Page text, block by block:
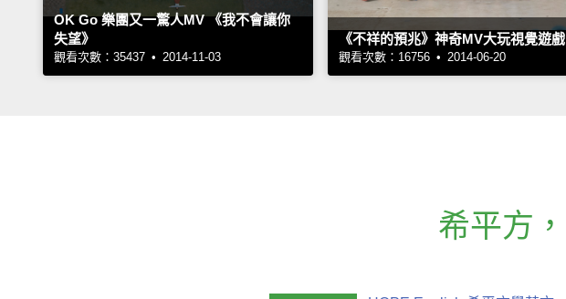
OK Go 樂團又一驚人MV 《我不會讓你
失望》
觀看次數：35437 • 2014-11-03
《不祥的預兆》神奇MV大玩視覺遊戲
觀看次數：16756 • 2014-06-20
希平方 ，